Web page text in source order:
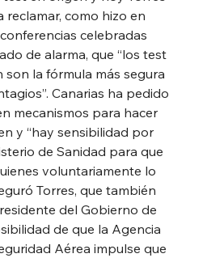
reclamar, como hizo en
celebradas
de alarma, que “los test
son la fórmula más segura
Canarias ha pedido
mecanismos para hacer
y “hay sensibilidad por
de Sanidad para que
voluntariamente lo
Torres, que también
del Gobierno de
de que la Agencia
Aérea impulse que